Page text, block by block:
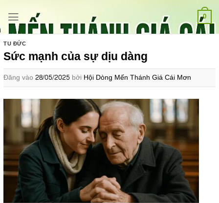
qua
nội
dung
0
TU ĐỨC
Sức mạnh của sự dịu dàng
Đăng vào 28/05/2025 bởi Hội Dòng Mến Thánh Giá Cái Mơn